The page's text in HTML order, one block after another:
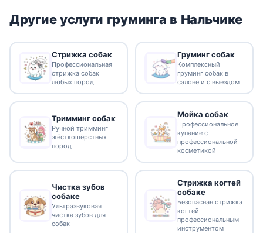
Другие услуги груминга в Нальчике
Стрижка собак
Профессиональная
стрижка собак
любых пород
Груминг собак
Комплексный
груминг собак в
салоне и с выездом
Тримминг собак
Ручной тримминг
жёсткошёрстных
пород
Мойка собак
Профессиональное
купание с
профессиональной
косметикой
Чистка зубов
собаке
Ультразвуковая
чистка зубов для
собак
Стрижка когтей
собаке
Безопасная стрижка
когтей
профессиональным
инструментом